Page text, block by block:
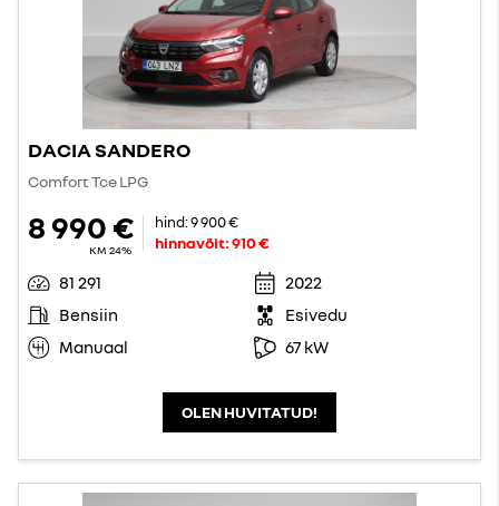
DACIA SANDERO
Comfort Tce LPG
8 990 €
KM 24%
hind:9 900 €
hinnavõit:910 €
81 291
2022
Bensiin
Esivedu
Manuaal
67 kW
OLEN HUVITATUD!